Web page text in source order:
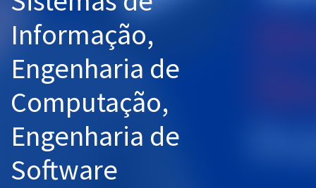
Aprovados
Informação,
Engenharia de
Computação,
Engenharia de
Software